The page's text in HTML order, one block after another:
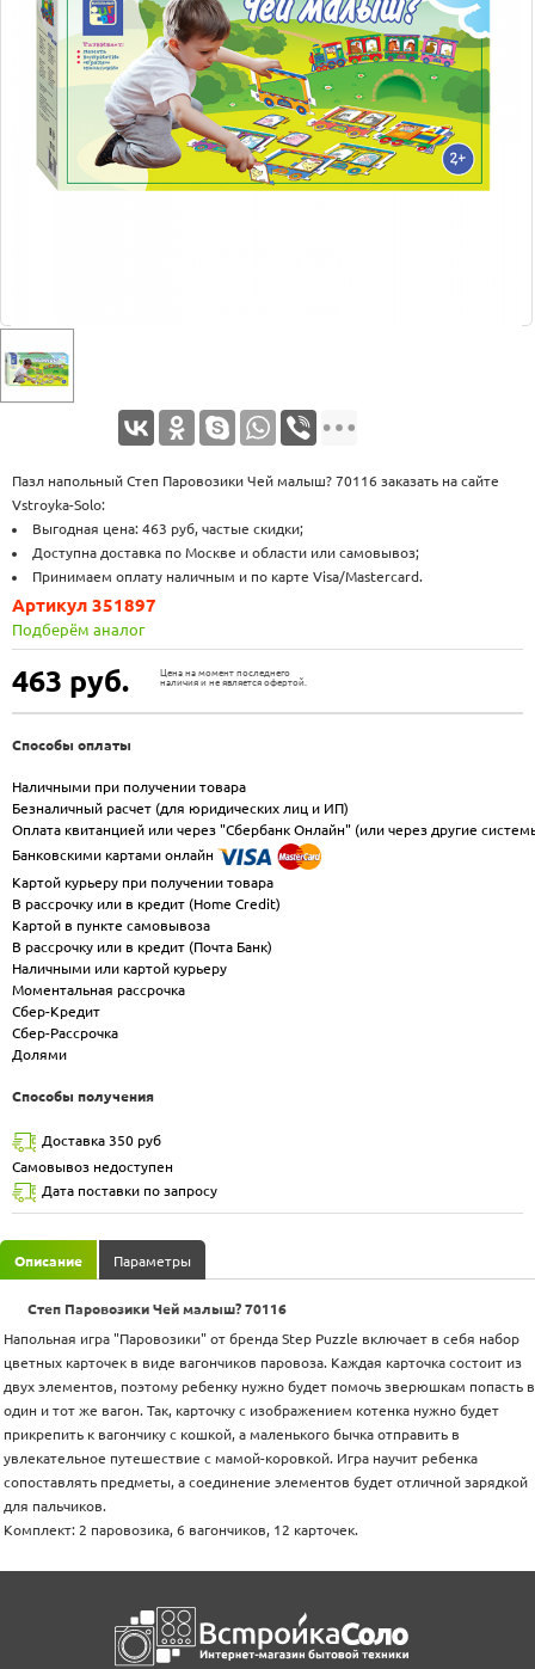
Оплата
Доставка
Услуги
Возврат
обмен
Контакты
Пазл напольный Степ Паровозики Чей малыш? 70116 заказать на сайте
Vstroyka-Solo:
Выгодная цена: 463 руб, частые скидки;
Доступна доставка по Москве и области или самовывоз;
Принимаем оплату наличным и по карте Visa/Mastercard.
463 руб.
Цена на момент последнего
наличия и не является офертой.
Артикул 351897
Подберём аналог
Способы оплаты
Наличными при получении товара
Безналичный расчет (для юридических лиц и ИП)
Оплата квитанцией или через "Сбербанк Онлайн" (или через другие
Банковскими картами онлайн
Картой курьеру при получении товара
В рассрочку или в кредит (Home Credit)
Картой в пункте самовывоза
В рассрочку или в кредит (Почта Банк)
Наличными или картой курьеру
Моментальная рассрочка
Сбер-Кредит
Сбер-Рассрочка
Долями
Способы получения
Доставка 350 руб
Самовывоз недоступен
Дата поставки по запросу
Описание Параметры
Степ Паровозики Чей малыш? 70116
Напольная игра "Паровозики" от бренда Step Puzzle включает в себя набор
цветных карточек в виде вагончиков паровоза. Каждая карточка состоит из
двух элементов, поэтому ребенку нужно будет помочь зверюшкам попасть в
один и тот же вагон. Так, карточку с изображением котенка нужно будет
прикрепить к вагончику с кошкой, а маленького бычка отправить в
увлекательное путешествие с мамой-коровкой. Игра научит ребенка
сопоставлять предметы, а соединение элементов будет отличной зарядкой
для пальчиков.
Комплект: 2 паровозика, 6 вагончиков, 12 карточек.